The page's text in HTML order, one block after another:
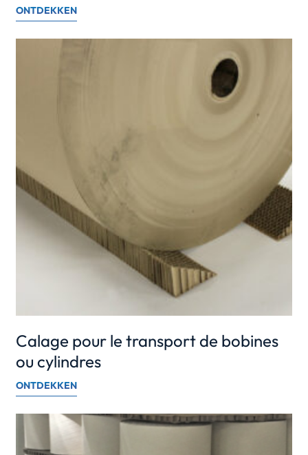
ONTDEKKEN
Calage pour le transport de bobines
ou cylindres
ONTDEKKEN